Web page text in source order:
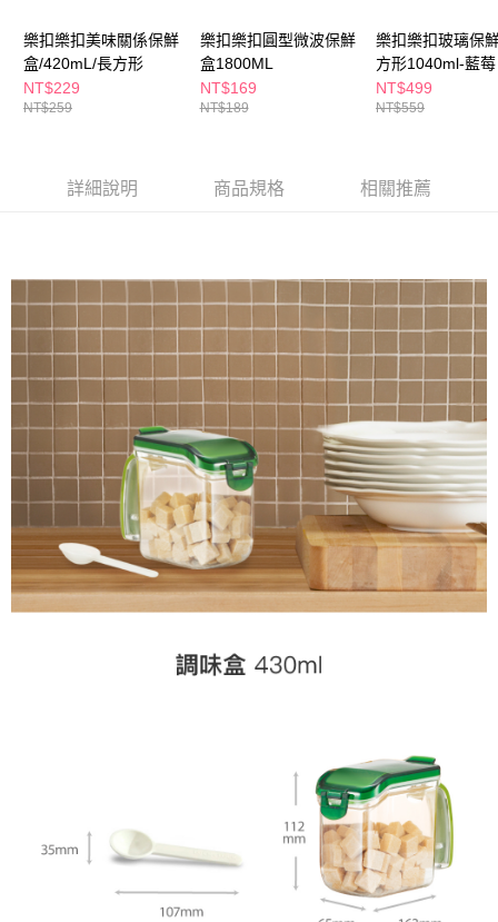
是否繳費成功／繳費後需取消欲退款等相關疑問，請聯繫「AFTEE先享後付
客戶支援中心」https://netprotections.freshdesk.com/support/home
【注意事項】
１．透過由恩沛科技股份有限公司提供之「AFTEE先享後付」服務完成之交
https://aftee.tw/terms/#terms3
時審查核予不同之上限額度；若仍有額度不足之情形，本公司將視審查結果
請求用戶進行身份認證。
５．嚴禁一人註冊多個帳號或使用他人資訊註冊。若發現惡意使用之情形，
恩沛科技股份有限公司將有權停止該用戶之使用額度並採取法律行動。
每筆NT$65，滿NT$490(含以上)免運費
7-11取貨付款
每筆NT$65，滿NT$490(含以上)免運費
每筆NT$65，滿NT$490(含以上)免運費
每筆NT$80，滿NT$290(含以上)免運費
樂扣樂扣美味關係保鮮
盒/420mL/長方形
NT$229
NT$259
樂扣樂扣圓型微波保鮮
盒1800ML
NT$169
NT$189
樂扣樂扣玻璃保
方形1040ml-藍莓
NT$499
NT$559
詳細說明 商品規格 相關推薦